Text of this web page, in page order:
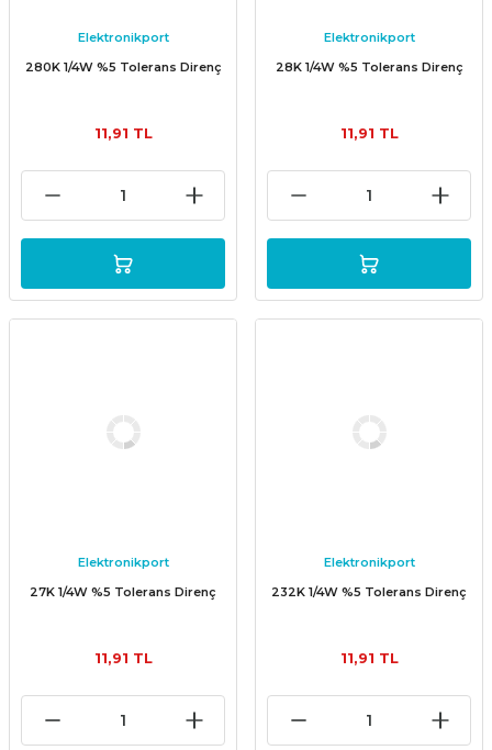
Elektronikport
280K 1/4W %5 Tolerans Direnç
11,91 TL
Elektronikport
28K 1/4W %5 Tolerans Direnç
11,91 TL
Elektronikport
27K 1/4W %5 Tolerans Direnç
11,91 TL
Elektronikport
232K 1/4W %5 Tolerans Direnç
11,91 TL